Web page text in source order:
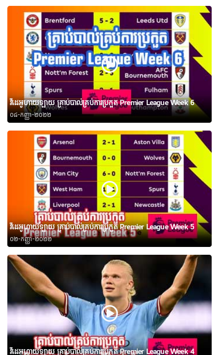
វីដេអូហាយឡាយ គ្រាប់បាល់គ្រប់ការប្រកួត Premier League Week 6
០៨-កញ្ញា-២០២២
វីដេអូហាយឡាយ គ្រាប់បាល់គ្រប់ការប្រកួត Premier League Week 5
០២-កញ្ញា-២០២២
វីដេអូហាយឡាយ គ្រាប់បាល់គ្រប់ការប្រកួត Premier League Week 4